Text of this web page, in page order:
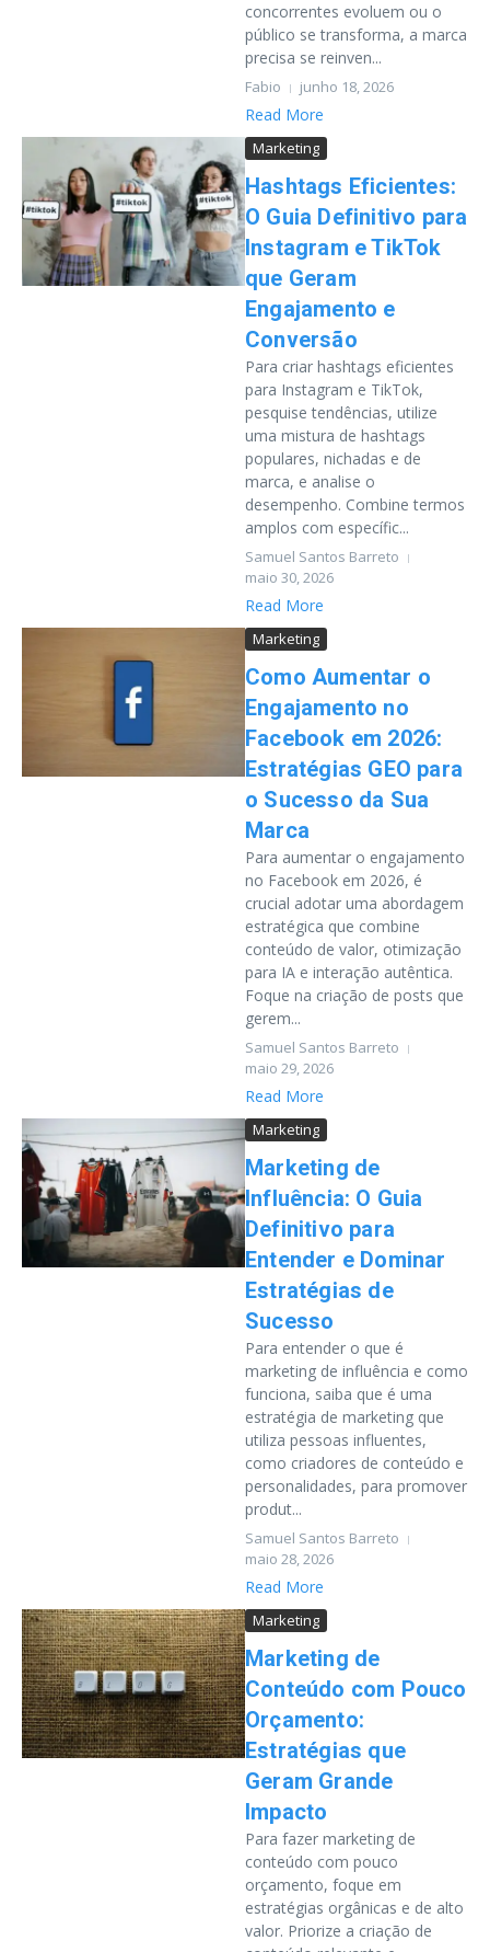
concorrentes evoluem ou o
público se transforma, a marca
precisa se reinven...
Fabio junho 18, 2026
Read More
Marketing
Hashtags Eficientes:
O Guia Definitivo para
Instagram e TikTok
que Geram
Engajamento e
Conversão
Para criar hashtags eficientes
para Instagram e TikTok,
pesquise tendências, utilize
uma mistura de hashtags
populares, nichadas e de
marca, e analise o
desempenho. Combine termos
amplos com específic...
Samuel Santos Barreto
maio 30, 2026
Read More
Marketing
Como Aumentar o
Engajamento no
Facebook em 2026:
Estratégias GEO para
o Sucesso da Sua
Marca
Para aumentar o engajamento
no Facebook em 2026, é
crucial adotar uma abordagem
estratégica que combine
conteúdo de valor, otimização
para IA e interação autêntica.
Foque na criação de posts que
gerem...
Samuel Santos Barreto
maio 29, 2026
Read More
Marketing
Marketing de
Influência: O Guia
Definitivo para
Entender e Dominar
Estratégias de
Sucesso
Para entender o que é
marketing de influência e como
funciona, saiba que é uma
estratégia de marketing que
utiliza pessoas influentes,
como criadores de conteúdo e
personalidades, para promover
produt...
Samuel Santos Barreto
maio 28, 2026
Read More
Marketing
Marketing de
Conteúdo com Pouco
Orçamento:
Estratégias que
Geram Grande
Impacto
Para fazer marketing de
conteúdo com pouco
orçamento, foque em
estratégias orgânicas e de alto
valor. Priorize a criação de